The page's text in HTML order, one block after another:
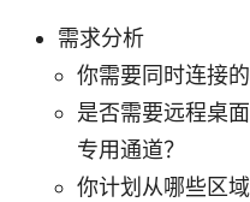
需求分析
你需要同时连接的
是否需要远程桌
专用通道？
你计划从哪些区